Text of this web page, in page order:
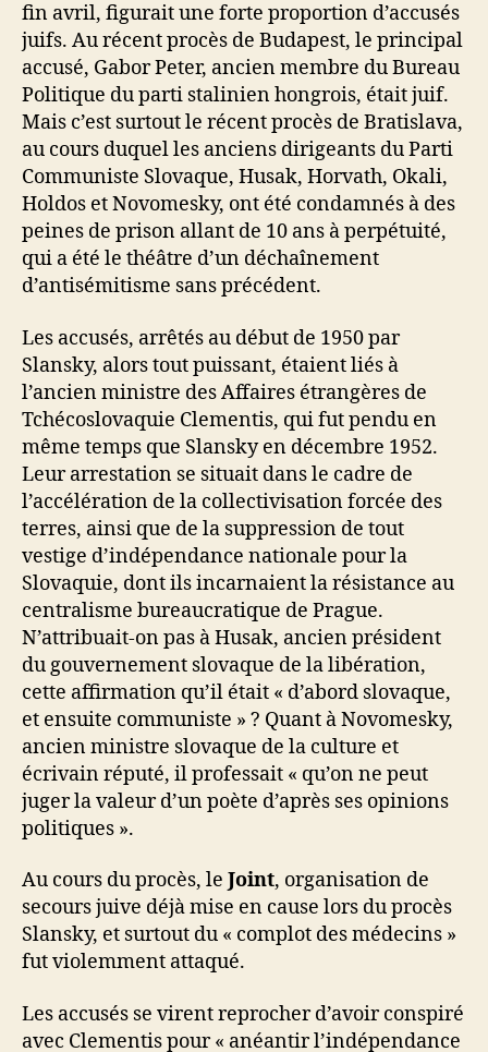
fin avril, figurait une forte proportion d’accusés
juifs. Au récent procès de Budapest, le principal
accusé, Gabor Peter, ancien membre du Bureau
Politique du parti stalinien hongrois, était juif.
Mais c’est surtout le récent procès de Bratislava,
au cours duquel les anciens dirigeants du Parti
Communiste Slovaque, Husak, Horvath, Okali,
Holdos et Novomesky, ont été condamnés à des
peines de prison allant de 10 ans à perpétuité,
qui a été le théâtre d’un déchaînement
d’antisémitisme sans précédent.
Les accusés, arrêtés au début de 1950 par
Slansky, alors tout puissant, étaient liés à
l’ancien ministre des Affaires étrangères de
Tchécoslovaquie Clementis, qui fut pendu en
même temps que Slansky en décembre 1952.
Leur arrestation se situait dans le cadre de
l’accélération de la collectivisation forcée des
terres, ainsi que de la suppression de tout
vestige d’indépendance nationale pour la
Slovaquie, dont ils incarnaient la résistance au
centralisme bureaucratique de Prague.
N’attribuait-on pas à Husak, ancien président
du gouvernement slovaque de la libération,
cette affirmation qu’il était « d’abord slovaque,
et ensuite communiste » ? Quant à Novomesky,
ancien ministre slovaque de la culture et
écrivain réputé, il professait « qu’on ne peut
juger la valeur d’un poète d’après ses opinions
politiques ».
Au cours du procès, le Joint, organisation de
secours juive déjà mise en cause lors du procès
Slansky, et surtout du « complot des médecins »
fut violemment attaqué.
Les accusés se virent reprocher d’avoir conspiré
avec Clementis pour « anéantir l’indépendance